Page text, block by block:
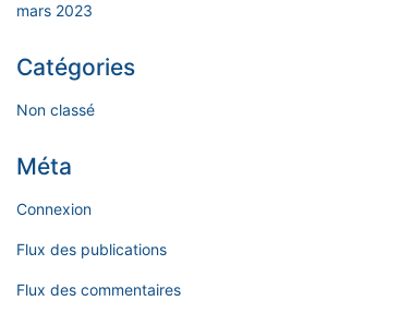
mars 2023
Catégories
Non classé
Méta
Connexion
Flux des publications
Flux des commentaires